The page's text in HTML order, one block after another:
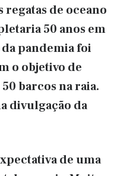
de oceano
50 anos em
pandemia foi
o objetivo de
barcos na raia.
divulgação da
de uma